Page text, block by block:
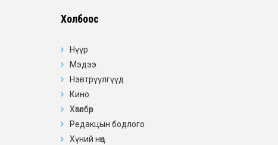
Холбоос
Нүүр
Мэдээ
Нэвтрүүлгүүд
Кино
Хөтөлбөр
Редакцын бодлого
Хүний нөөц